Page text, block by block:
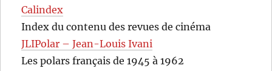
Calindex
Index du contenu des revues de cinéma
JLIPolar – Jean-Louis Ivani
Les polars français de 1945 à 1962